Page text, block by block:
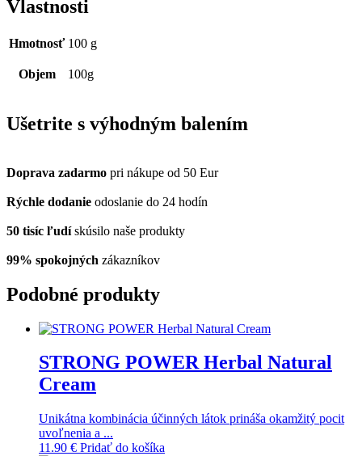
Vlastnosti
Hmotnosť 100 g
Objem 100g
Ušetrite s výhodným balením
Doprava zadarmo pri nákupe od 50 Eur
Rýchle dodanie odoslanie do 24 hodín
50 tisíc ľudí skúsilo naše produkty
99% spokojných zákazníkov
Podobné produkty
STRONG POWER Herbal Natural
Cream
Unikátna kombinácia účinných látok prináša okamžitý pocit
uvoľnenia a ...
11.90 € Pridať do košíka